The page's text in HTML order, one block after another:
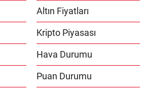
Altın Fiyatları
Kripto Piyasası
Hava Durumu
Puan Durumu